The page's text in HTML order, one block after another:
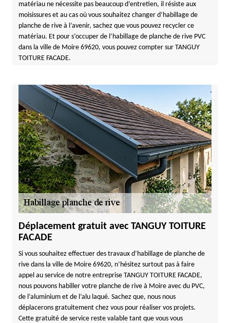
matériau ne nécessite pas beaucoup d’entretien, il résiste aux
moisissures et au cas où vous souhaitez changer d’habillage de
planche de rive à l’avenir, sachez que vous pouvez recycler ce
matériau. Et pour s’occuper de l’habillage de planche de rive PVC
dans la ville de Moire 69620, vous pouvez compter sur TANGUY
TOITURE FACADE.
Déplacement gratuit avec TANGUY TOITURE
FACADE
Si vous souhaitez effectuer des travaux d’habillage de planche de
rive dans la ville de Moire 69620, n’hésitez surtout pas à faire
appel au service de notre entreprise TANGUY TOITURE FACADE,
nous pouvons habiller votre planche de rive à Moire avec du PVC,
de l’aluminium et de l’alu laqué. Sachez que, nous nous
déplacerons gratuitement chez vous pour réaliser vos projets.
Cette gratuité de service reste valable tant que vous vous